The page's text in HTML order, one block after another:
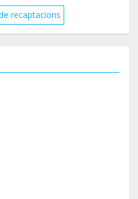
recaptacions